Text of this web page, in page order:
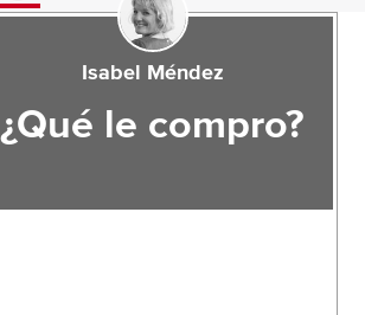
Isabel Méndez
¿Qué le compro?